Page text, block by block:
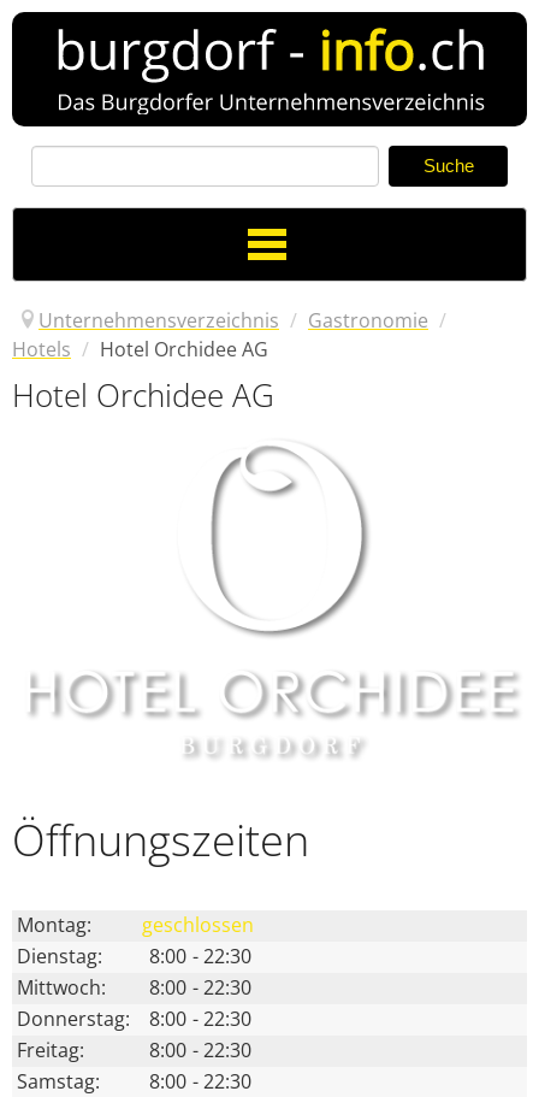
Toggle
Navigation
News
Neuer Eintrag
Verzeichnis
Unternehmensverzeichnis / Gastronomie /
Hotels / Hotel Orchidee AG
Hotel Orchidee AG
Öffnungs­zeiten
Montag:
geschlossen
Dienstag:
8:00 - 22:30
Mittwoch:
8:00 - 22:30
Donnerstag:
8:00 - 22:30
Freitag:
8:00 - 22:30
Samstag:
8:00 - 22:30